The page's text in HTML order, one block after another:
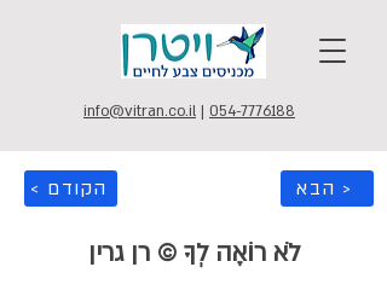
info@vitran.co.il | 054-7776188
< הקודם הבא >
לֹא רוֹאֶה לְךָ © רן גרין